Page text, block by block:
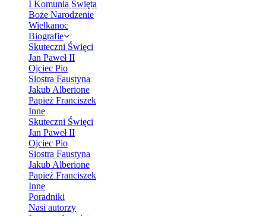
I Komunia Święta
Boże Narodzenie
Wielkanoc
Biografie
Skuteczni Święci
Jan Paweł II
Ojciec Pio
Siostra Faustyna
Jakub Alberione
Papież Franciszek
Inne
Skuteczni Święci
Jan Paweł II
Ojciec Pio
Siostra Faustyna
Jakub Alberione
Papież Franciszek
Inne
Poradniki
Nasi autorzy